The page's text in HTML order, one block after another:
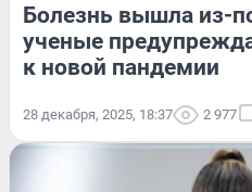
Болезнь вышла из-
ученые
к новой пандемии
28 декабря, 2025, 18:37 2 977